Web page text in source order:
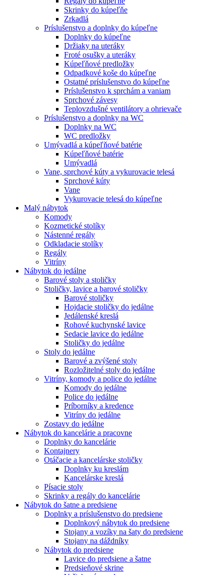
Skrinky do kúpeľňe
Zrkadlá
Príslušenstvo a doplnky do kúpeľne
Doplnky do kúpeľne
Držiaky na uteráky
Froté osušky a uteráky
Kúpeľňové predložky
Odpadkové koše do kúpeľne
Ostatné príslušenstvo do kúpeľne
Príslušenstvo k sprchám a vaniam
Sprchové závesy
Teplovzdušné ventilátory a ohrievače
Príslušenstvo a doplnky na WC
Doplnky na WC
WC predložky
Umývadlá a kúpeľňové batérie
Kúpeľňové batérie
Umývadlá
Vane, sprchové kúty a vykurovacie telesá
Sprchové kúty
Vane
Vykurovacie telesá do kúpeľne
Malý nábytok
Komody
Kozmetické stolíky
Nástenné regály
Odkladacie stolíky
Regály
Vitríny
Nábytok do jedálne
Barové stoly a stoličky
Stoličky, lavice a barové stoličky
Barové stoličky
Hojdacie stoličky do jedálne
Jedálenské kreslá
Rohové kuchynské lavice
Sedacie lavice do jedálne
Stoličky do jedálne
Stoly do jedálne
Barové a zvýšené stoly
Rozložitelné stoly do jedálne
Vitríny, komody a police do jedálne
Komody do jedálne
Police do jedálne
Príborníky a kredence
Vitríny do jedálne
Zostavy do jedálne
Nábytok do kancelárie a pracovne
Doplnky do kancelárie
Kontajnery
Otáčacie a kancelárske stoličky
Doplnky ku kreslám
Kancelárske kreslá
Písacie stoly
Skrinky a regály do kancelárie
Nábytok do šatne a predsiene
Doplnky a príslušenstvo do predsiene
Doplnkový nábytok do predsiene
Stojany a vozíky na šaty do predsiene
Stojany na dáždníky
Nábytok do predsiene
Lavice do predsiene a šatne
Predsieňové skrine